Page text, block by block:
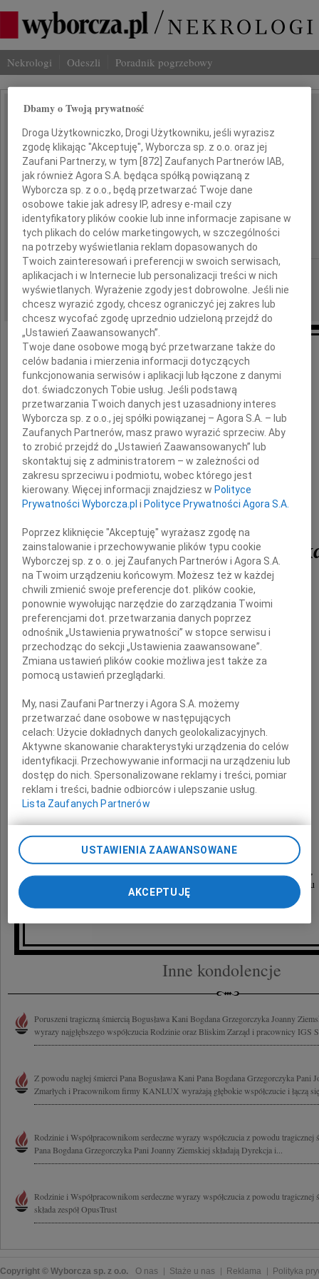
Nekrologi Odeszli Poradnik pogrzebowy
IMIĘ I NAZWISKO:
Bogusław Kania
,
Bogdan Grzegorczyk
,
Joanna Ziemska
REGION: Katowice
DATA EMISJI: 02.06.2010
Szanowni i drodzy Państwo,
tragiczna śmierć
Pana
Bogusława Kani
Pana
Bogdana
oraz
Pani
Joanny Ziemskiej
wstrząsnęła nami do głębi.
Rodzinom Zmarłych
Pracownikom firmy Kanlux
składamy wyrazy najszczerszego współczucia,
życząc jednocześnie sił do zniesienia tego bólu
Inne kondolencje
Poruszeni tragiczną śmiercią Bogusława Kani Bogdana Grzegorczyka Joanny
wyrazy najgłębszego współczucia Rodzinie oraz Bliskim Zarząd i pracownicy IGS
Z powodu nagłej śmierci Pana Bogusława Kani Pana Bogdana Grzegorczyka Pani
Zmarłych i Pracownikom firmy KANLUX wyrażają głębokie współczucie i łączą
Rodzinie i Współpracownikom serdeczne wyrazy współczucia z powodu tragicznej
Pana Bogdana Grzegorczyka Pani Joanny Ziemskiej składają Dyrekcja i...
Rodzinie i Współpracownikom serdeczne wyrazy współczucia z powodu tragicznej
składa zespół OpusTrust
Copyright © Wyborcza sp. z o.o. O nas Staże u nas Reklama Polityka
Dbamy o Twoją prywatność
Droga Użytkowniczko, Drogi Użytkowniku, jeśli wyrazisz
zgodę klikając "Akceptuję", Wyborcza sp. z o.o. oraz jej
Zaufani Partnerzy, w tym [872] Zaufanych Partnerów IAB,
jak również Agora S.A. będąca spółką powiązaną z
Wyborcza sp. z o.o., będą przetwarzać Twoje dane
osobowe takie jak adresy IP, adresy e-mail czy
identyfikatory plików cookie lub inne informacje zapisane w
tych plikach do celów marketingowych, w szczególności
na potrzeby wyświetlania reklam dopasowanych do
Twoich zainteresowań i preferencji w swoich serwisach,
aplikacjach i w Internecie lub personalizacji treści w nich
wyświetlanych. Wyrażenie zgody jest dobrowolne. Jeśli nie
chcesz wyrazić zgody, chcesz ograniczyć jej zakres lub
chcesz wycofać zgodę uprzednio udzieloną przejdź do
„Ustawień Zaawansowanych”.
Twoje dane osobowe mogą być przetwarzane także do
celów badania i mierzenia informacji dotyczących
funkcjonowania serwisów i aplikacji lub łączone z danymi
dot. świadczonych Tobie usług. Jeśli podstawą
przetwarzania Twoich danych jest uzasadniony interes
Wyborcza sp. z o.o., jej spółki powiązanej – Agora S.A. – lub
Zaufanych Partnerów, masz prawo wyrazić sprzeciw. Aby
to zrobić przejdź do „Ustawień Zaawansowanych” lub
skontaktuj się z administratorem – w zależności od
zakresu sprzeciwu i podmiotu, wobec którego jest
kierowany. Więcej informacji znajdziesz wPolityce
Prywatności Wyborcza.pl iPolityce Prywatności Agora S.A.
Poprzez kliknięcie "Akceptuję" wyrażasz zgodę na
zainstalowanie i przechowywanie plików typu cookie
Wyborczej sp. z o. o. jej Zaufanych Partnerów i Agora S.A.
na Twoim urządzeniu końcowym. Możesz też w każdej
chwili zmienić swoje preferencje dot. plików cookie,
ponownie wywołując narzędzie do zarządzania Twoimi
preferencjami dot. przetwarzania danych poprzez
odnośnik „Ustawienia prywatności” w stopce serwisu i
przechodząc do sekcji „Ustawienia zaawansowane”.
Zmiana ustawień plików cookie możliwa jest także za
pomocą ustawień przeglądarki.
My, nasi Zaufani Partnerzy i Agora S.A. możemy
przetwarzać dane osobowe w następujących
celach:Użycie dokładnych danych geolokalizacyjnych.
Aktywne skanowanie charakterystyki urządzenia do celów
identyfikacji. Przechowywanie informacji na urządzeniu lub
dostęp do nich. Spersonalizowane reklamy i treści, pomiar
reklam i treści, badnie odbiorców i ulepszanie usług.
Lista Zaufanych Partnerów
USTAWIENIA ZAAWANSOWANE
AKCEPTUJĘ